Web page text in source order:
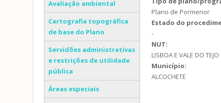
Avaliação ambiental
Cartografia topográfica
de base do Plano
Servidões administrativas
e restrições de utilidade
pública
Áreas especiais
Plano de Pormenor
Estado do
-
NUT:
LISBOA E VALE DO TEJO
Município:
ALCOCHETE